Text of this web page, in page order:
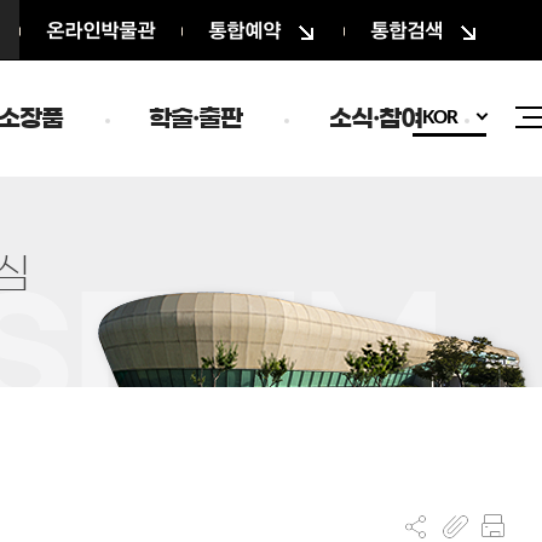
온라인박물관 통합예약 통합검색
KOR
장품 학술·출판 소식·참여